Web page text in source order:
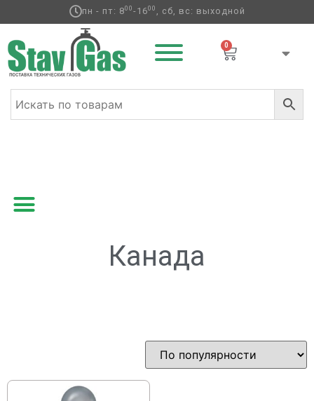
пн - пт: 800-1600 , сб, вс: выходной
0
Канада